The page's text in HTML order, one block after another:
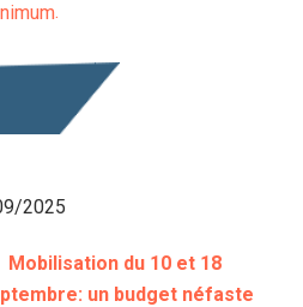
2025
Mobilisation du 10 et 18
un budget néfaste